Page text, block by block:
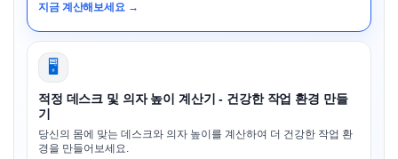
지금 계산해보세요 →
🖥️
적정 데스크 및 의자 높이 계산기 - 건강한 작업 환경 만들
기
당신의 몸에 맞는 데스크와 의자 높이를 계산하여 더 건강한 작업 환
경을 만들어보세요.